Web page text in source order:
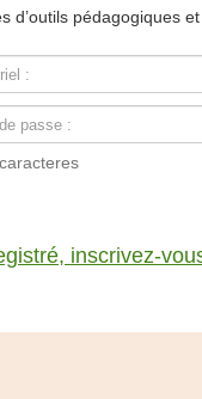
d’outils pédagogiques
inscrivez-